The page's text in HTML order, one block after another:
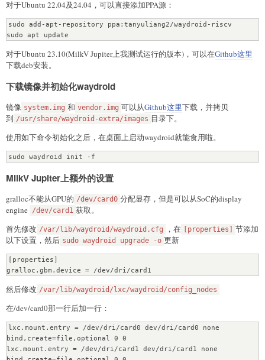
对于Ubuntu 22.04及24.04，可以直接添加PPA源：
sudo add-apt-repository ppa:tanyuliang2/waydroid-riscv
sudo apt update
对于Ubuntu 23.10(MilkV Jupiter上我测试运行的版本)，可以在Github这里
下载deb安装。
下载镜像并初始化waydroid
镜像 system.img 和 vendor.img 可以从Github这里下载，并拷贝
到 /usr/share/waydroid-extra/images 目录下。
使用如下命令初始化之后，在桌面上启动waydroid就能食用啦。
sudo waydroid init -f
MilkV Jupiter上额外的设置
gralloc不能从GPU的 /dev/card0 分配显存，但是可以从SoC的display
engine
/dev/card1 获取。
首先修改 /var/lib/waydroid/waydroid.cfg ，在 [properties]
节添加
以下设置，然后 sudo waydroid upgrade -o 更新
[properties]
gralloc.gbm.device = /dev/dri/card1
然后修改 /var/lib/waydroid/lxc/waydroid/config_nodes
在/dev/card0那一行后加一行：
lxc.mount.entry = /dev/dri/card0 dev/dri/card0 none
bind,create=file,optional 0 0
lxc.mount.entry = /dev/dri/card1 dev/dri/card1 none